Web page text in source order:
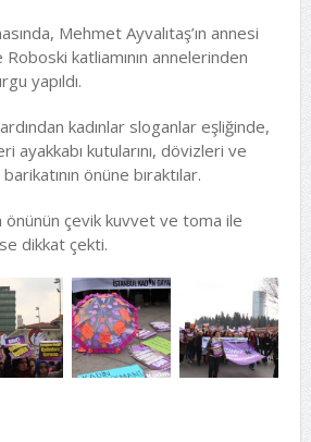
Mehmet Ayvalıtaş’ın annesi
Roboski katliamının annelerinden
yapıldı.
ardından kadınlar sloganlar eşliğinde,
ayakkabı kutularını, dövizleri ve
önüne bıraktılar.
önünün çevik kuvvet ve toma ile
dikkat çekti.